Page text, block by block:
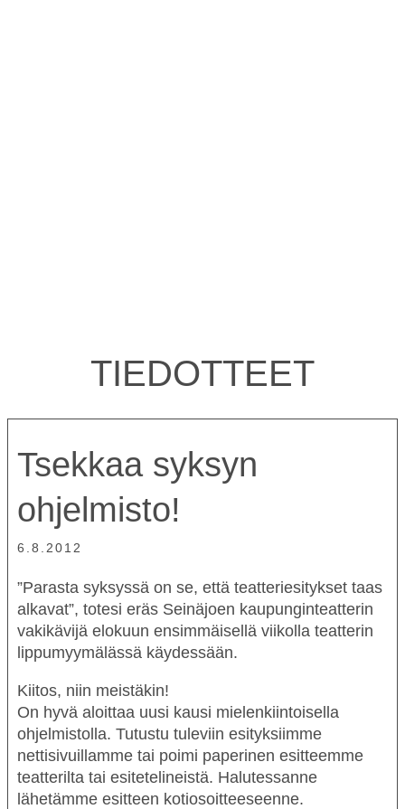
TIEDOTTEET
Tsekkaa syksyn
ohjelmisto!
6.8.2012
”Parasta syksyssä on se, että teatteriesitykset taas
alkavat”, totesi eräs Seinäjoen kaupunginteatterin
vakikävijä elokuun ensimmäisellä viikolla teatterin
lippumyymälässä käydessään.
Kiitos, niin meistäkin!
On hyvä aloittaa uusi kausi mielenkiintoisella
ohjelmistolla. Tutustu tuleviin esityksiimme
nettisivuillamme tai poimi paperinen esitteemme
teatterilta tai esitetelineistä. Halutessanne
lähetämme esitteen kotiosoitteeseenne.